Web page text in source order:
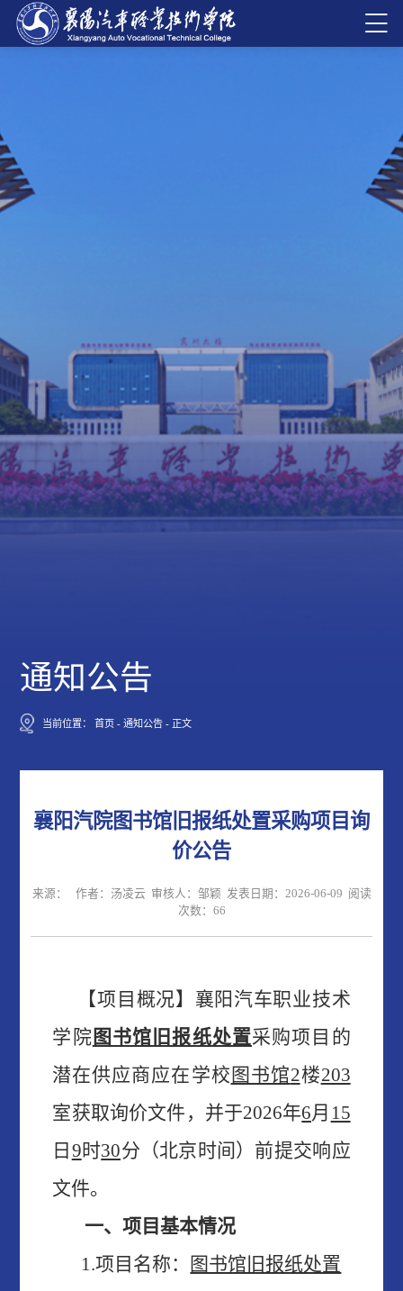
通知公告
当前位置： 首页 - 通知公告 - 正文
襄阳汽院图书馆旧报纸处置采购项目询
价公告
来源： 作者：汤凌云 审核人：邹颖 发表日期：2026-06-09 阅读
次数： 66
【项目概况】襄阳 汽车职业技术
学院 图书馆旧报纸处置采购项目 的
潜在供应商应在学校 图书馆2楼203
室获取询价文件，并于2026年6月 15
日 9时30分（北京时间）前提交响应
文件。
一、项目基本情况
1.项目名称：
图书馆旧报纸处置